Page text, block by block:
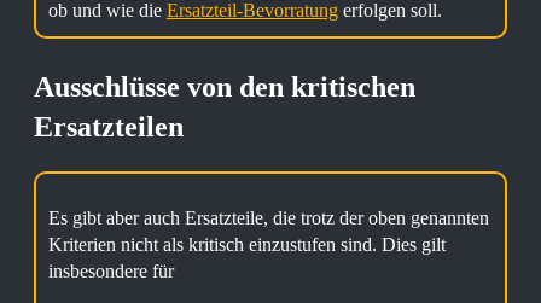
ob und wie die Ersatzteil-Bevorratung erfolgen soll.
Ausschlüsse von den kritischen
Ersatzteilen
Es gibt aber auch Ersatzteile, die trotz der oben genannten
Kriterien nicht als kritisch einzustufen sind. Dies gilt
insbesondere für